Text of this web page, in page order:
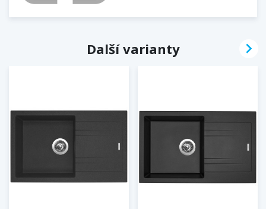
Další varianty 